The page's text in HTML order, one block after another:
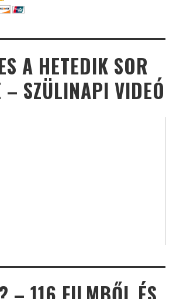
A HETEDIK SOR
– SZÜLINAPI VIDEÓ